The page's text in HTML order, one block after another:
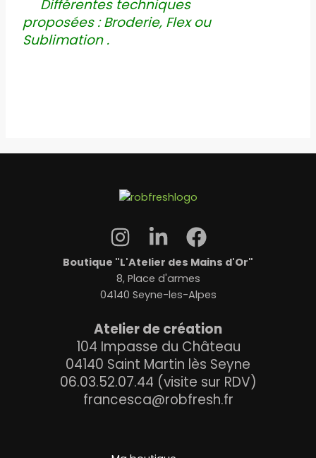
Différentes techniques
proposées : Broderie, Flex ou
Sublimation .
Boutique "L'Atelier des Mains d'Or"
8, Place d'armes
04140 Seyne-les-Alpes
Atelier de création
104 Impasse du Château
04140 Saint Martin lès Seyne
06.03.52.07.44 (visite sur RDV)
francesca@robfresh.fr